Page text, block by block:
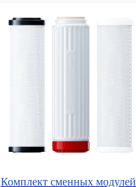
Комплект сменных модулей